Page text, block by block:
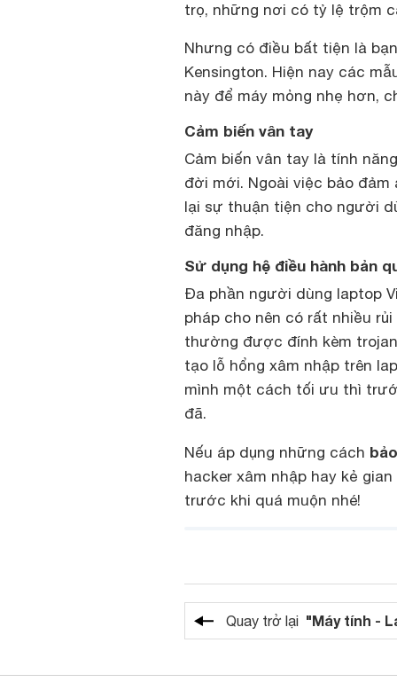
trọ, những nơi có tỷ lệ trộm
Nhưng có điều bất tiện là
Kensington. Hiện nay các
này để máy mỏng nhẹ hơn,
Cảm biến vân tay
Cảm biến vân tay là tính
đời mới. Ngoài việc bảo
lại sự thuận tiện cho người
đăng nhập.
Sử dụng hệ điều hành bản
Đa phần người dùng laptop
pháp cho nên có rất nhiều
thường được đính kèm
tạo lỗ hổng xâm nhập trên
mình một cách tối ưu thì
đã.
Nếu áp dụng những cách
hacker xâm nhập hay kẻ
trước khi quá muộn nhé!
Quay trở lại "Máy tính -